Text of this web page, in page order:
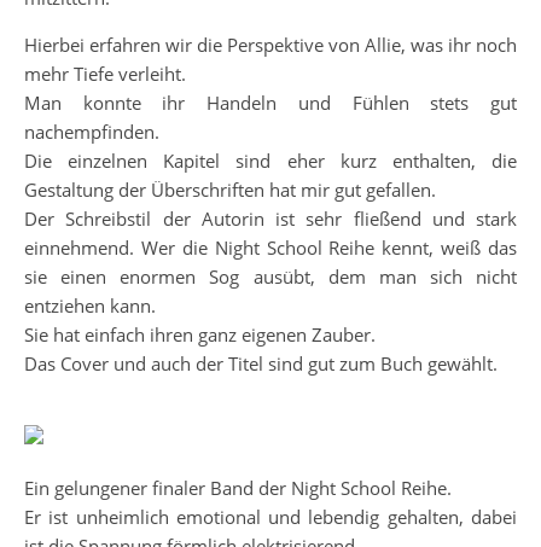
Hierbei erfahren wir die Perspektive von Allie, was ihr noch
mehr Tiefe verleiht.
Man konnte ihr Handeln und Fühlen stets gut
nachempfinden.
Die einzelnen Kapitel sind eher kurz enthalten, die
Gestaltung der Überschriften hat mir gut gefallen.
Der Schreibstil der Autorin ist sehr fließend und stark
einnehmend. Wer die Night School Reihe kennt, weiß das
sie einen enormen Sog ausübt, dem man sich nicht
entziehen kann.
Sie hat einfach ihren ganz eigenen Zauber.
Das Cover und auch der Titel sind gut zum Buch gewählt.
Ein gelungener finaler Band der Night School Reihe.
Er ist unheimlich emotional und lebendig gehalten, dabei